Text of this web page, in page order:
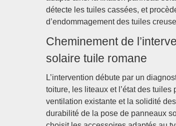
détecte les tuiles cassées, et
d’endommagement des tuiles
Cheminement de
solaire tuile romane
L’intervention débute par un
toiture, les liteaux et l’état des
ventilation existante et la solidité
durabilité de la pose de panneaux